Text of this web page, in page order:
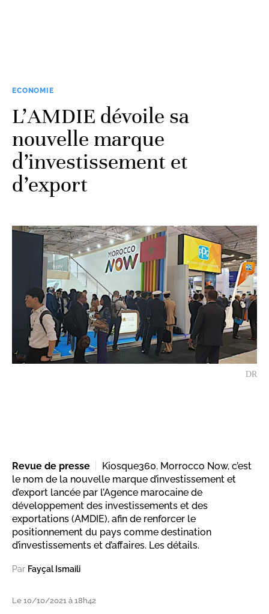
ECONOMIE
L’AMDIE dévoile sa
nouvelle marque
d’investissement et
d’export
DR
Revue de presse
Kiosque360. Morrocco Now, c’est
le nom de la nouvelle marque d’investissement et
d’export lancée par l’Agence marocaine de
développement des investissements et des
exportations (AMDIE), afin de renforcer le
positionnement du pays comme destination
d’investissements et d’affaires. Les détails.
Par Fayçal Ismaili
Le 10/10/2021 à 18h42